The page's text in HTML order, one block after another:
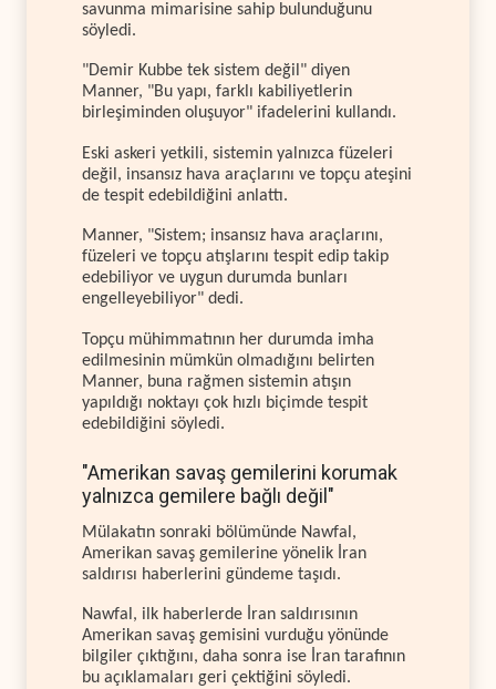
savunma mimarisine sahip bulunduğunu
söyledi.
"Demir Kubbe tek sistem değil" diyen
Manner, "Bu yapı, farklı kabiliyetlerin
birleşiminden oluşuyor" ifadelerini kullandı.
Eski askeri yetkili, sistemin yalnızca füzeleri
değil, insansız hava araçlarını ve topçu ateşini
de tespit edebildiğini anlattı.
Manner, "Sistem; insansız hava araçlarını,
füzeleri ve topçu atışlarını tespit edip takip
edebiliyor ve uygun durumda bunları
engelleyebiliyor" dedi.
Topçu mühimmatının her durumda imha
edilmesinin mümkün olmadığını belirten
Manner, buna rağmen sistemin atışın
yapıldığı noktayı çok hızlı biçimde tespit
edebildiğini söyledi.
"Amerikan savaş gemilerini korumak
yalnızca gemilere bağlı değil"
Mülakatın sonraki bölümünde Nawfal,
Amerikan savaş gemilerine yönelik İran
saldırısı haberlerini gündeme taşıdı.
Nawfal, ilk haberlerde İran saldırısının
Amerikan savaş gemisini vurduğu yönünde
bilgiler çıktığını, daha sonra ise İran tarafının
bu açıklamaları geri çektiğini söyledi.